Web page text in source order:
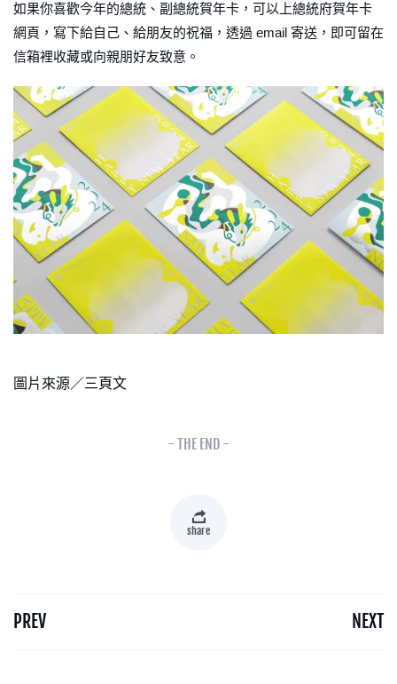
如果你喜歡今年的總統、副總統賀年卡，可以上總統府賀年卡
網頁，寫下給自己、給朋友的祝福，透過 email 寄送，即可留在
信箱裡收藏或向親朋好友致意。
圖片來源／三頁文
- THE END -
share
PREV NEXT